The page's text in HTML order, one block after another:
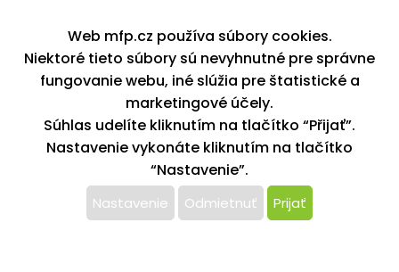
K stiahnutiu
Blog
Kontakt
Kariéra
XML feed
Copyright © 2026, MFP paper s. r. o. | Všetky práva vyhradené
design by MFP
Tento web používa k poskytovaniu služieb,
Web mfp.cz používa súbory cookies.
Niektoré tieto súbory sú nevyhnutné pre správne
fungovanie webu, iné slúžia pre štatistické a
marketingové účely.
Súhlas udelíte kliknutím na tlačítko “Přijať”.
Nastavenie vykonáte kliknutím na tlačítko
“Nastavenie”.
Nastavenie Odmietnuť Prijať